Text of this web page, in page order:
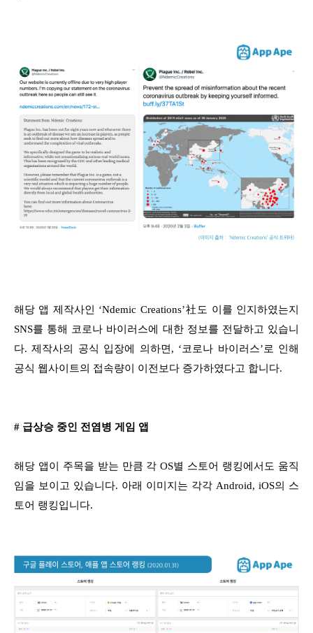
해당 앱 제작사인 ‘Ndemic Creations’社도 이를 인지하였는지
SNS를 통해 코로나 바이러스에 대한 정보를 전달하고 있습니
다. 제작사의 공식 입장에 의하면, ‘코로나 바이러스’로 인해
공식 웹사이트의 접속량이 이전보다 증가하였다고 합니다.
# 급상승 중인 전염병 게임 앱
해당 앱이 주목을 받는 만큼 각 OS별 스토어 랭킹에서도 움직
임을 보이고 있습니다. 아래 이미지는 각각 Android, iOS의 스
토어 랭킹입니다.